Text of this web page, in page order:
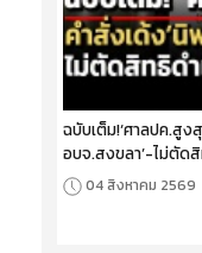
ฉบับเต็ม!‘ศาลปค.สูง
อบจ.สงขลา’-ไม่ตัดสิ
04 สิงหาคม 2569